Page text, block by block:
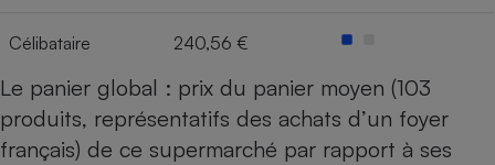
Célibataire 240,56 €
Le panier global : prix du panier moyen (103
produits, représentatifs des achats d’un foyer
français) de ce supermarché par rapport à ses